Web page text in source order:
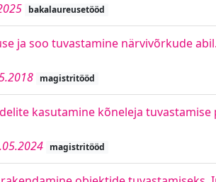
bakalaureusetööd
ja soo tuvastamine närvivõrkude
magistritööd
kasutamine kõneleja
magistritööd